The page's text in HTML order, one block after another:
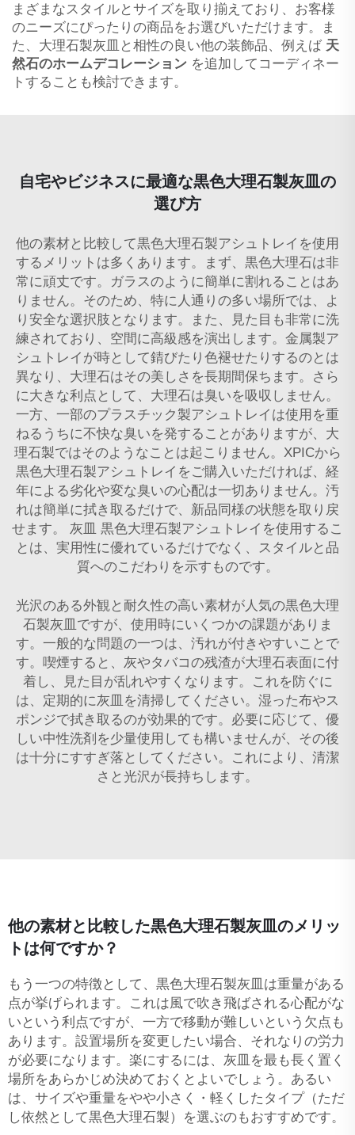
まざまなスタイルとサイズを取り揃えており、お客様
のニーズにぴったりの商品をお選びいただけます。ま
た、大理石製灰皿と相性の良い他の装飾品、例えば 天
然石のホームデコレーション を追加してコーディネー
トすることも検討できます。
自宅やビジネスに最適な黒色大理石製灰皿の
選び方
他の素材と比較して黒色大理石製アシュトレイを使用
するメリットは多くあります。まず、黒色大理石は非
常に頑丈です。ガラスのように簡単に割れることはあ
りません。そのため、特に人通りの多い場所では、よ
り安全な選択肢となります。また、見た目も非常に洗
練されており、空間に高級感を演出します。金属製ア
シュトレイが時として錆びたり色褪せたりするのとは
異なり、大理石はその美しさを長期間保ちます。さら
に大きな利点として、大理石は臭いを吸収しません。
一方、一部のプラスチック製アシュトレイは使用を重
ねるうちに不快な臭いを発することがありますが、大
理石製ではそのようなことは起こりません。XPICから
黒色大理石製アシュトレイをご購入いただければ、経
年による劣化や変な臭いの心配は一切ありません。汚
れは簡単に拭き取るだけで、新品同様の状態を取り戻
せます。 灰皿 黒色大理石製アシュトレイを使用するこ
とは、実用性に優れているだけでなく、スタイルと品
質へのこだわりを示すものです。
光沢のある外観と耐久性の高い素材が人気の黒色大理
石製灰皿ですが、使用時にいくつかの課題がありま
す。一般的な問題の一つは、汚れが付きやすいことで
す。喫煙すると、灰やタバコの残渣が大理石表面に付
着し、見た目が乱れやすくなります。これを防ぐに
は、定期的に灰皿を清掃してください。湿った布やス
ポンジで拭き取るのが効果的です。必要に応じて、優
しい中性洗剤を少量使用しても構いませんが、その後
は十分にすすぎ落としてください。これにより、清潔
さと光沢が長持ちします。
他の素材と比較した黒色大理石製灰皿のメリッ
トは何ですか？
もう一つの特徴として、黒色大理石製灰皿は重量がある
点が挙げられます。これは風で吹き飛ばされる心配がな
いという利点ですが、一方で移動が難しいという欠点も
あります。設置場所を変更したい場合、それなりの労力
が必要になります。楽にするには、灰皿を最も長く置く
場所をあらかじめ決めておくとよいでしょう。あるい
は、サイズや重量をやや小さく・軽くしたタイプ（ただ
し依然として黒色大理石製）を選ぶのもおすすめです。